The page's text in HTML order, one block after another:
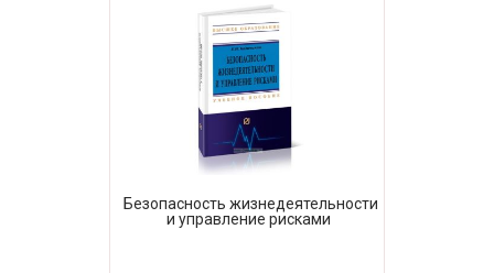
Безопасность жизнедеятельности
и управление рисками